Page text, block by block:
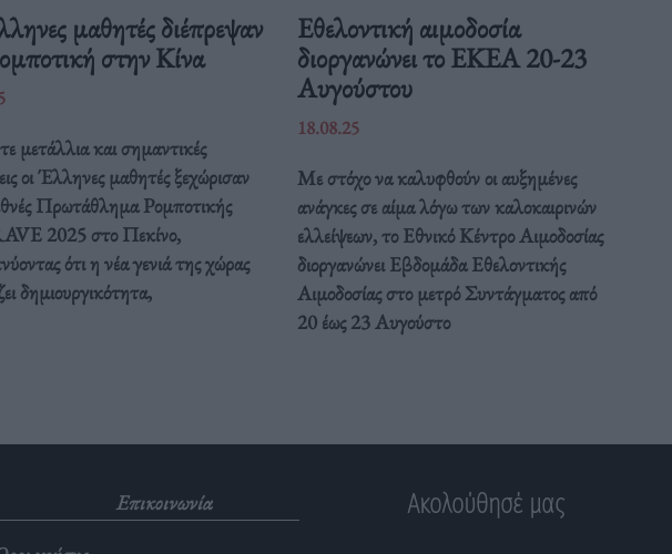
μαθητές διέπρεψαν
στην Κίνα
μετάλλια και σημαντικές
οι Έλληνες μαθητές ξεχώρισαν
Πρωτάθλημα Ρομποτικής
2025 στο Πεκίνο,
ότι η νέα γενιά της χώρας
δημιουργικότητα,
Eθελοντική αιμοδοσία
διοργανώνει το ΕΚΕΑ 20-23
Αυγούστου
18.08.25
Με στόχο να καλυφθούν οι αυξημένες
ανάγκες σε αίμα λόγω των καλοκαιρινών
ελλείψεων, το Εθνικό Κέντρο Αιμοδοσίας
διοργανώνει Εβδομάδα Εθελοντικής
Αιμοδοσίας στο μετρό Συντάγματος από
20 έως 23 Αυγούστο
Επικοινωνία
Ακολούθησέ μας